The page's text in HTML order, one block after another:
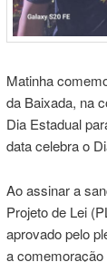
Matinha
da Baixada, na
Dia Estadual
data celebra o
Ao assinar a
Projeto de Lei
aprovado pelo
a